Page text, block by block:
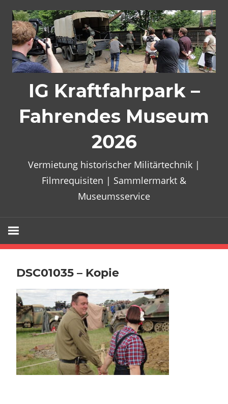
Inhalt
springen
IG Kraftfahrpark –
Fahrendes Museum
2026
Vermietung historischer Militärtechnik |
Filmrequisiten | Sammlermarkt &
Museumsservice
DSC01035 – Kopie